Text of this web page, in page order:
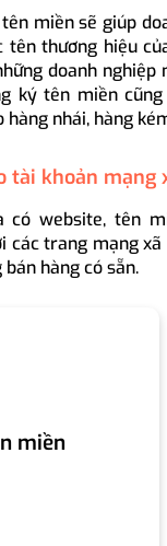
miền sẽ giúp
tên thương hiệu
doanh nghiệp
ký tên miền
hàng nhái, hàng
tài khoản
có website, tên
các trang mạng
bán hàng có sẵn.
miền